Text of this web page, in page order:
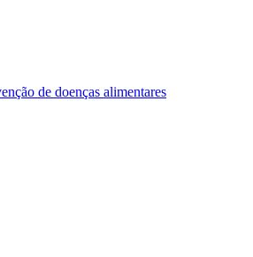
de doenças alimentares